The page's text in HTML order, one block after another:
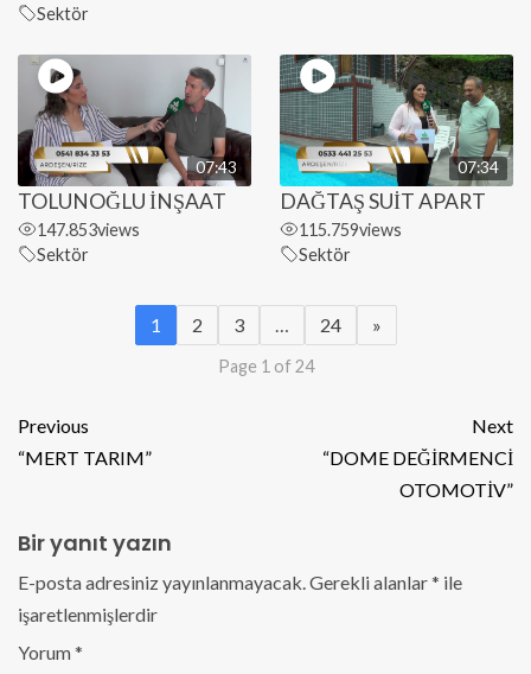
Sektör
07:43
TOLUNOĞLU İNŞAAT
147.853views
Sektör
07:34
DAĞTAŞ SUİT APART
115.759views
Sektör
1 2 3 24 »
Page 1 of 24
Previous
“MERT TARIM”
Next
“DOME DEĞİRMENCİ
OTOMOTİV”
Bir yanıt yazın
E-posta adresiniz yayınlanmayacak. Gerekli alanlar* ile
işaretlenmişlerdir
Yorum*